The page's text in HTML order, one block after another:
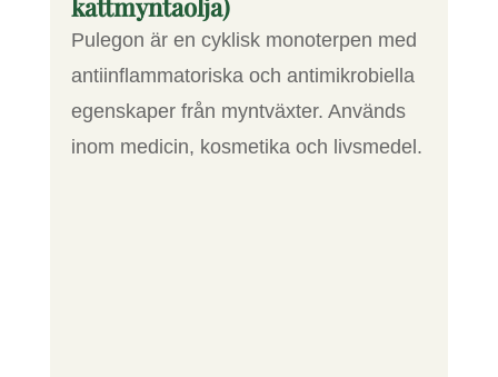
kattmyntaolja)
Pulegon är en cyklisk monoterpen med
antiinflammatoriska och antimikrobiella
egenskaper från myntväxter. Används
inom medicin, kosmetika och livsmedel.